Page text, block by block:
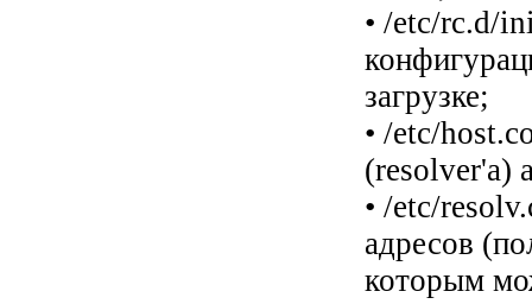
• /etc/rc.d/
загрузке;
• /etc/
(resolver'a)
• /etc/
адресов
которым